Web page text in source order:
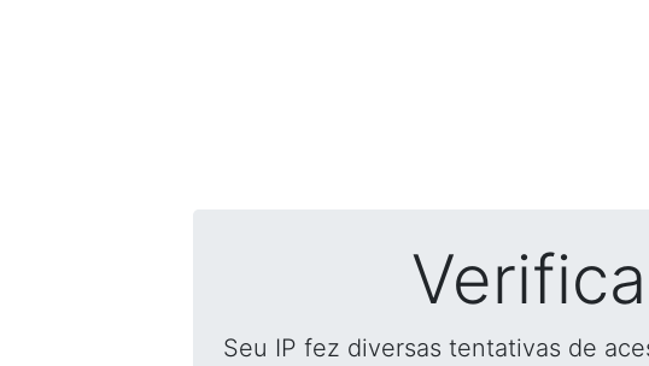
Seu IP fez diversas tentativas de